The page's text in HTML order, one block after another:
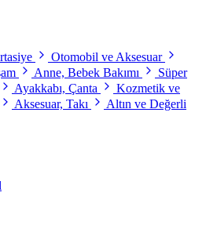
Otomobil ve Aksesuar
Anne, Bebek Bakımı
Süper
Ayakkabı, Çanta
Kozmetik ve
Aksesuar, Takı
Altın ve Değerli